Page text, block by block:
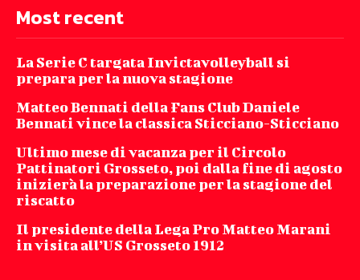
Most recent
La Serie C targata Invictavolleyball si
prepara per la nuova stagione
Matteo Bennati della Fans Club Daniele
Bennati vince la classica Sticciano-Sticciano
Ultimo mese di vacanza per il Circolo
Pattinatori Grosseto, poi dalla fine di agosto
inizierà la preparazione per la stagione del
riscatto
Il presidente della Lega Pro Matteo Marani
in visita all’US Grosseto 1912